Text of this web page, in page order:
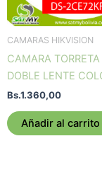
CAMARAS HIKVISION
CAMARA
DOBLE LENTE
Bs.1.360,00
Añadir al carrito